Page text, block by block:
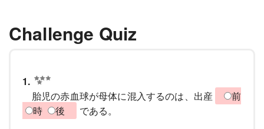
Challenge Quiz
1.
胎児の赤血球が母体に混入するのは、出産
前
時
後
である。